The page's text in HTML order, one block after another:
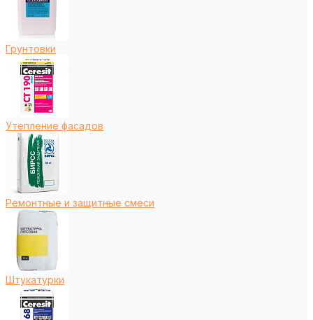
Грунтовки
Утепление фасадов
Ремонтные и защитные смеси
Штукатурки